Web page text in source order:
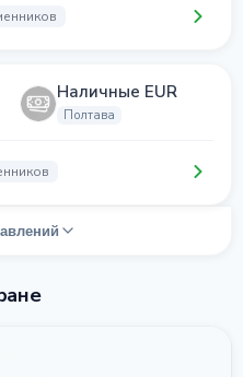
Наличные EUR
Полтава